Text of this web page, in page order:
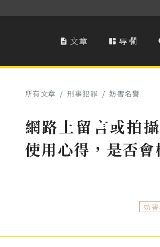
 文章  專欄
所有文章 / 刑事犯罪 / 妨害名譽
網路上留言或拍
使用心得，是否
妨